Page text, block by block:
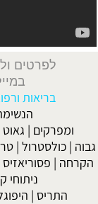
לפרטים
בריאות
ומפרקים | גאוט
גבוה |כולסטרול |
הקרחה | פסוריאזיס
ניתוחי
התריס |